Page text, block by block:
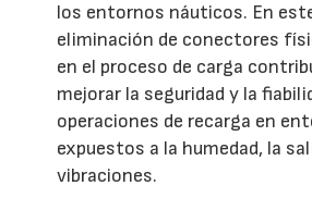
los entornos náuticos. En
eliminación de conectores
en el proceso de carga
mejorar la seguridad y la
operaciones de recarga en
expuestos a la humedad, la
vibraciones.